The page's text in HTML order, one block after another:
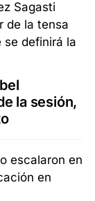
la sesión,